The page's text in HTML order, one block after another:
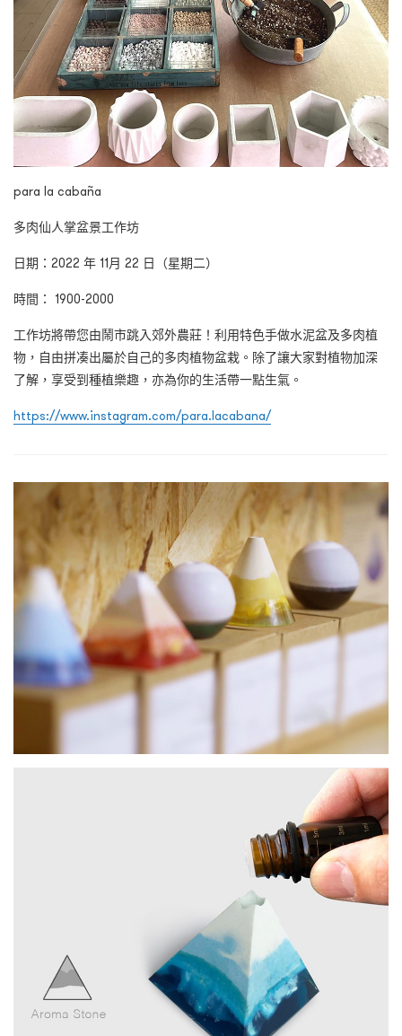
para la cabaña
多肉仙人掌盆景工作坊
日期：2022 年 11月 22 日（星期二）
時間： 1900-2000
工作坊將帶您由鬧市跳入郊外農莊！利用特色手做水泥盆及多肉植
物，自由拼凑出屬於自己的多肉植物盆栽。除了讓大家對植物加深
了解，享受到種植樂趣，亦為你的生活帶一點生氣。
https://www.instagram.com/para.lacabana/